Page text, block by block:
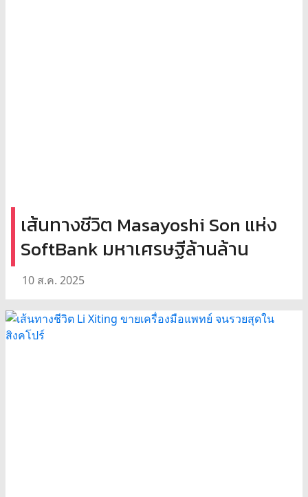
เส้นทางชีวิต Masayoshi Son แห่ง
SoftBank มหาเศรษฐีล้านล้าน
10 ส.ค. 2025